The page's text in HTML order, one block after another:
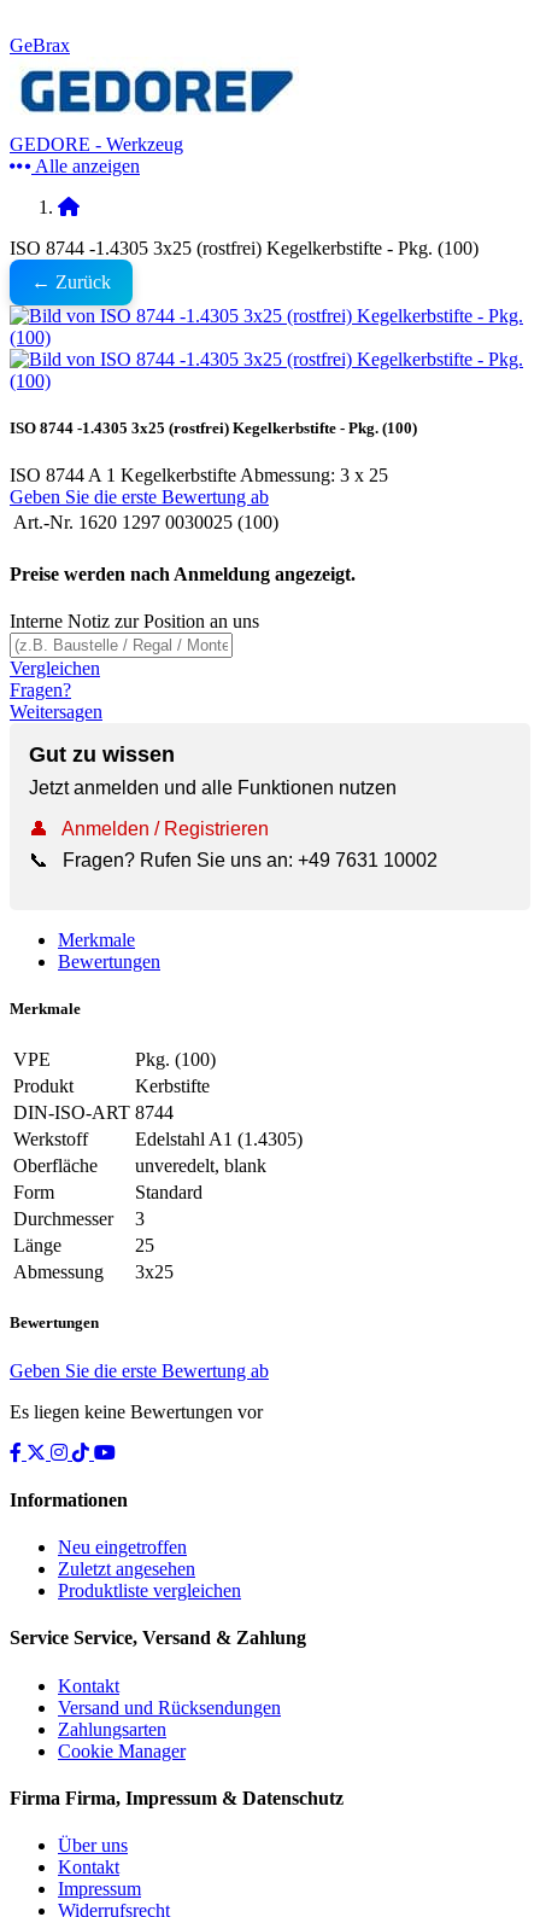
GeBrax
GEDORE - Werkzeug
Alle anzeigen
ISO 8744 -1.4305 3x25 (rostfrei) Kegelkerbstifte - Pkg. (100)
← Zurück
ISO 8744 -1.4305 3x25 (rostfrei) Kegelkerbstifte - Pkg. (100)
ISO 8744 A 1 Kegelkerbstifte Abmessung: 3 x 25
Geben Sie die erste Bewertung ab
Art.-Nr. 1620 1297 0030025 (100)
Preise werden nach Anmeldung angezeigt.
Interne Notiz zur Position an uns
Vergleichen
Fragen?
Weitersagen
Gut zu wissen
Jetzt anmelden und alle Funktionen nutzen
👤
Anmelden / Registrieren
📞
Fragen? Rufen Sie uns an: +49 7631 10002
Merkmale
Bewertungen
Merkmale
VPE
Pkg. (100)
Produkt
Kerbstifte
DIN-ISO-ART 8744
Werkstoff
Edelstahl A1 (1.4305)
Oberfläche
unveredelt, blank
Form
Standard
Durchmesser
3
Länge
25
Abmessung
3x25
Bewertungen
Geben Sie die erste Bewertung ab
Es liegen keine Bewertungen vor
Informationen
Neu eingetroffen
Zuletzt angesehen
Produktliste vergleichen
Service Service, Versand & Zahlung
Kontakt
Versand und Rücksendungen
Zahlungsarten
Cookie Manager
Firma Firma, Impressum & Datenschutz
Über uns
Kontakt
Impressum
Widerrufsrecht